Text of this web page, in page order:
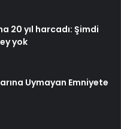
20 yıl harcadı: Şimdi
yok
Uymayan Emniyete